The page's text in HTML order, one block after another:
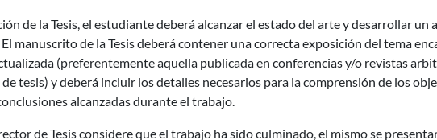
de la Tesis, el estudiante deberá alcanzar el estado del arte y desarrollar
manuscrito de la Tesis deberá contener una correcta exposición del tema
(preferentemente aquella publicada en conferencias y/o revistas
tesis) y deberá incluir los detalles necesarios para la comprensión de los
alcanzadas durante el trabajo.
de Tesis considere que el trabajo ha sido culminado, el mismo se